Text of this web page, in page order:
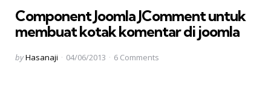
Component Joomla JComment untuk
membuat kotak komentar di joomla
Posted
byHasanaji 04/06/2013 6 Comments